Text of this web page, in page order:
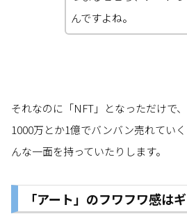
んですよね。
それなのに「NFT」となっただけで
1000万とか1億でバンバン売れてい
んな一面を持っていたりします。
「アート」のフワフワ感は